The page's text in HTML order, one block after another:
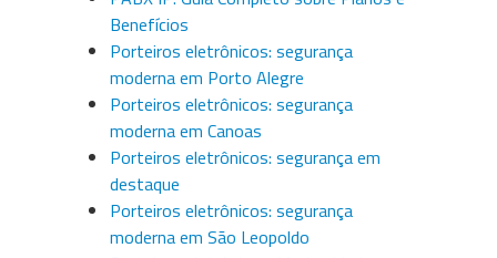
Benefícios
Porteiros eletrônicos: segurança
moderna em Porto Alegre
Porteiros eletrônicos: segurança
moderna em Canoas
Porteiros eletrônicos: segurança em
destaque
Porteiros eletrônicos: segurança
moderna em São Leopoldo